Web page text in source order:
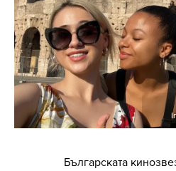
Българската